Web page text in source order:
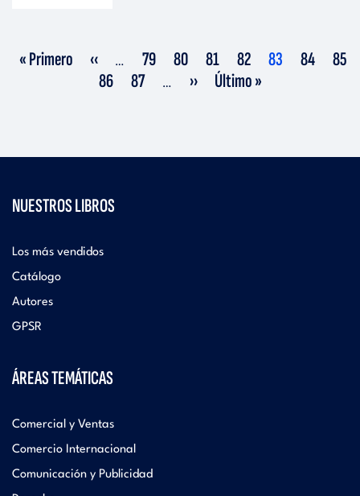
Primera
página
« Primero Página
anterior
‹‹ … Página
79 Página
80 Página
81 Página
82 Página
actual
83 Página
84
85
Página
86 Página
87 … Siguiente
página
›› Última
página
Último »
NUESTROS LIBROS
Los más vendidos
Catálogo
Autores
GPSR
ÁREAS TEMÁTICAS
Comercial y Ventas
Comercio Internacional
Comunicación y Publicidad